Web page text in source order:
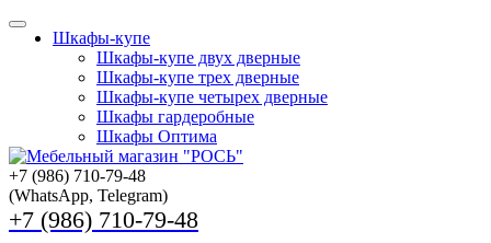
Шкафы-купе
Шкафы-купе двух дверные
Шкафы-купе трех дверные
Шкафы-купе четырех дверные
Шкафы гардеробные
Шкафы Оптима
+7 (986) 710-79-48
(WhatsApp, Telegram)
+7 (986) 710-79-48